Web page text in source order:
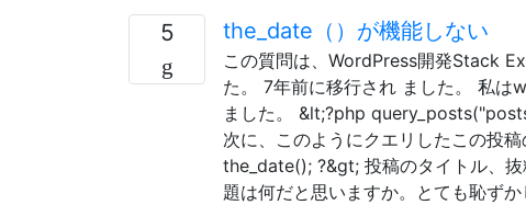
5 the_date（）が機能しない
この質問は、WordPress開発Stack
た。 7年前に移行され ました。 私は
ました。 &lt;?php
次に、このようにクエリしたこの投
the_date(); ?&gt; 投稿のタイトル、
題は何だと思いますか。とても恥ず